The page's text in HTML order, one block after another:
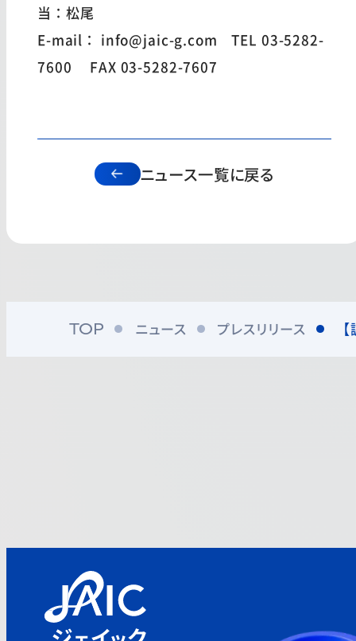
当：松尾
E-mail： info@jaic-g.com TEL 03-5282-
7600 FAX 03-5282-7607
ニュース一覧に戻る
TOP ニュース プレスリリース